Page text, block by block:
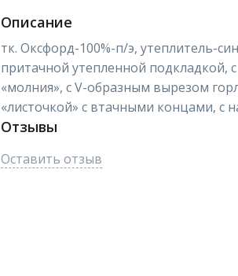
Описание
тк. Оксфорд-100%-п/э, утеплитель-
притачной утепленной подкладкой,
«молния», с V-образным вырезом
«листочкой» с втачными концами, с
Отзывы
Оставить отзыв